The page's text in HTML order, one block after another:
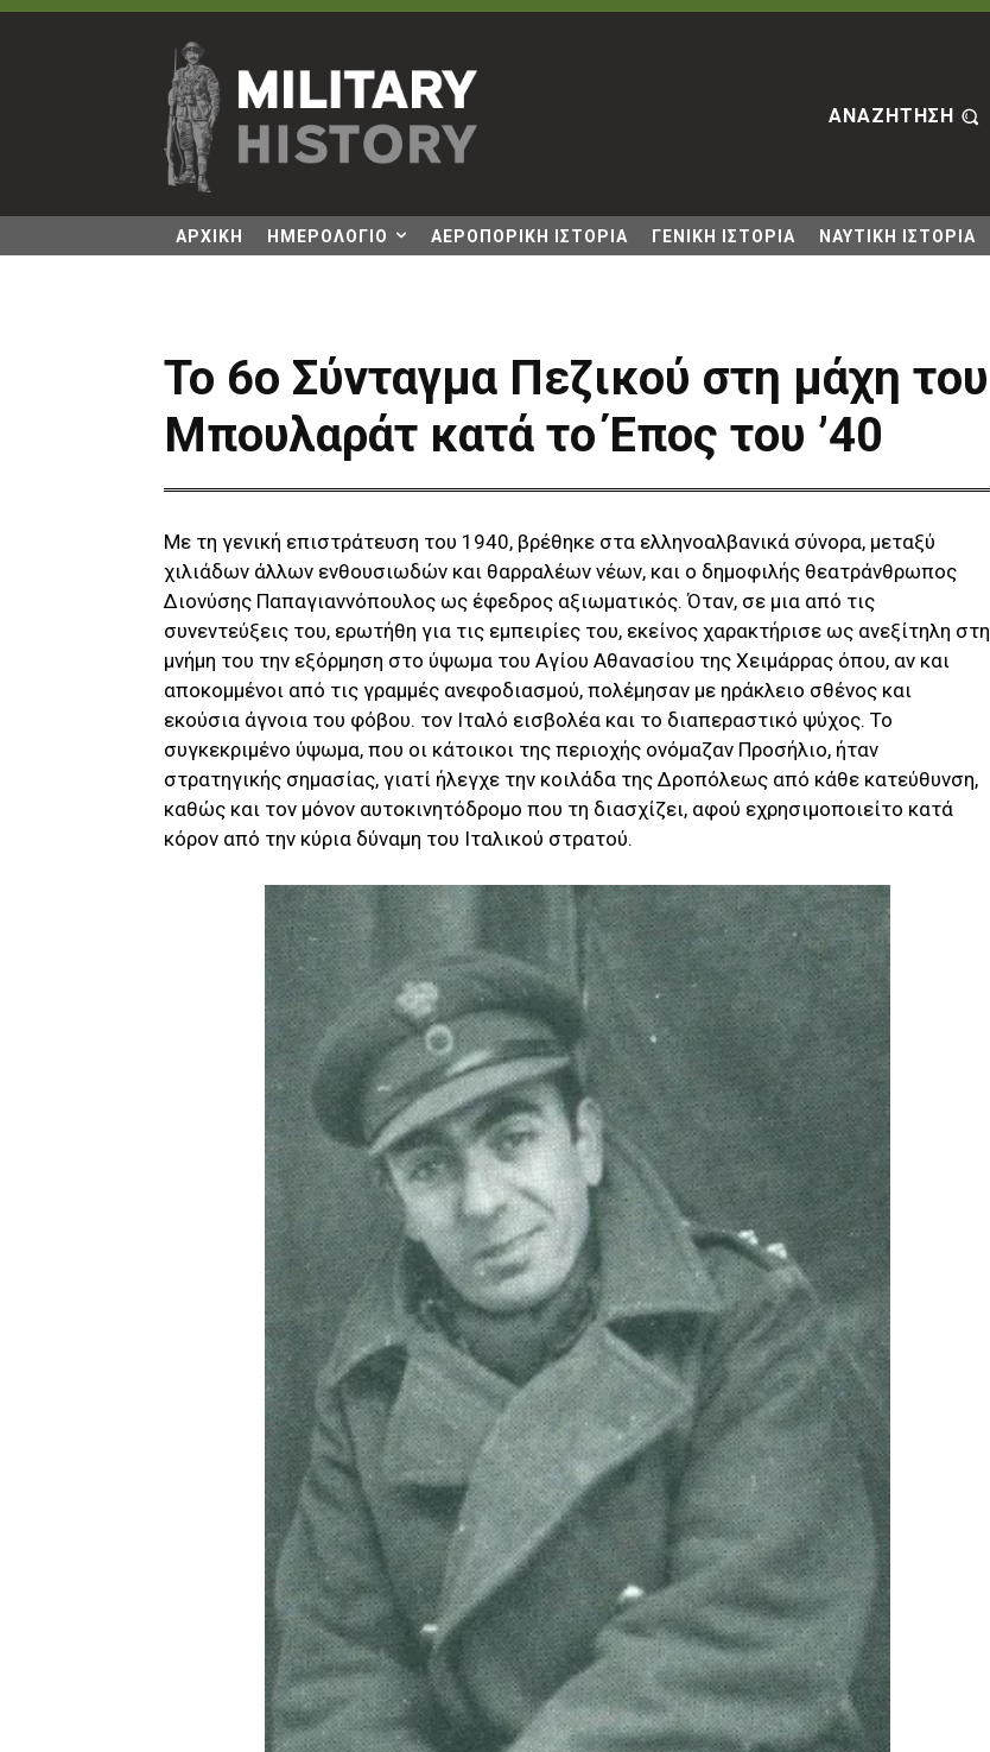
ΑΝΑΖΗΤΗΣΗ
ΑΡΧΙΚΗ ΗΜΕΡΟΛΟΓΙΟ ΑΕΡΟΠΟΡΙΚΗ ΙΣΤΟΡΙΑ ΓΕΝΙΚΗ ΙΣΤΟΡΙΑ ΝΑΥΤΙΚΗ ΙΣΤΟΡΙΑ
Το 6ο Σύνταγμα Πεζικού στη μάχη του
Μπουλαράτ κατά το Έπος του ’40
Με τη γενική επιστράτευση του 1940, βρέθηκε στα ελληνοαλβανικά σύνορα, μεταξύ
χιλιάδων άλλων ενθουσιωδών και θαρραλέων νέων, και ο δημοφιλής θεατράνθρωπος
Διονύσης Παπαγιαννόπουλος ως έφεδρος αξιωματικός. Όταν, σε μια από τις
συνεντεύξεις του, ερωτήθη για τις εμπειρίες του, εκείνος χαρακτήρισε ως ανεξίτηλη στη
μνήμη του την εξόρμηση στο ύψωμα του Αγίου Αθανασίου της Χειμάρρας όπου, αν και
αποκομμένοι από τις γραμμές ανεφοδιασμού, πολέμησαν με ηράκλειο σθένος και
εκούσια άγνοια του φόβου. τον Ιταλό εισβολέα και το διαπεραστικό ψύχος. Το
συγκεκριμένο ύψωμα, που οι κάτοικοι της περιοχής ονόμαζαν Προσήλιο, ήταν
στρατηγικής σημασίας, γιατί ήλεγχε την κοιλάδα της Δροπόλεως από κάθε κατεύθυνση,
καθώς και τον μόνον αυτοκινητόδρομο που τη διασχίζει, αφού εχρησιμοποιείτο κατά
κόρον από την κύρια δύναμη του Ιταλικού στρατού.